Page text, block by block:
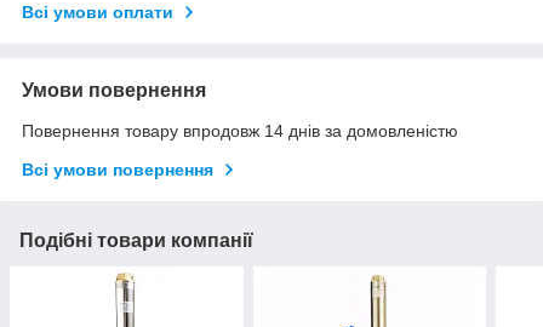
Всі умови оплати
Умови повернення
Повернення товару впродовж 14 днів за домовленістю
Всі умови повернення
Подібні товари компанії